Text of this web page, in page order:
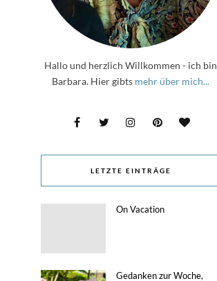
Hallo und herzlich Willkommen - ich bin
Barbara. Hier gibts mehr über mich...
LETZTE EINTRÄGE
On Vacation
Gedanken zur Woche,